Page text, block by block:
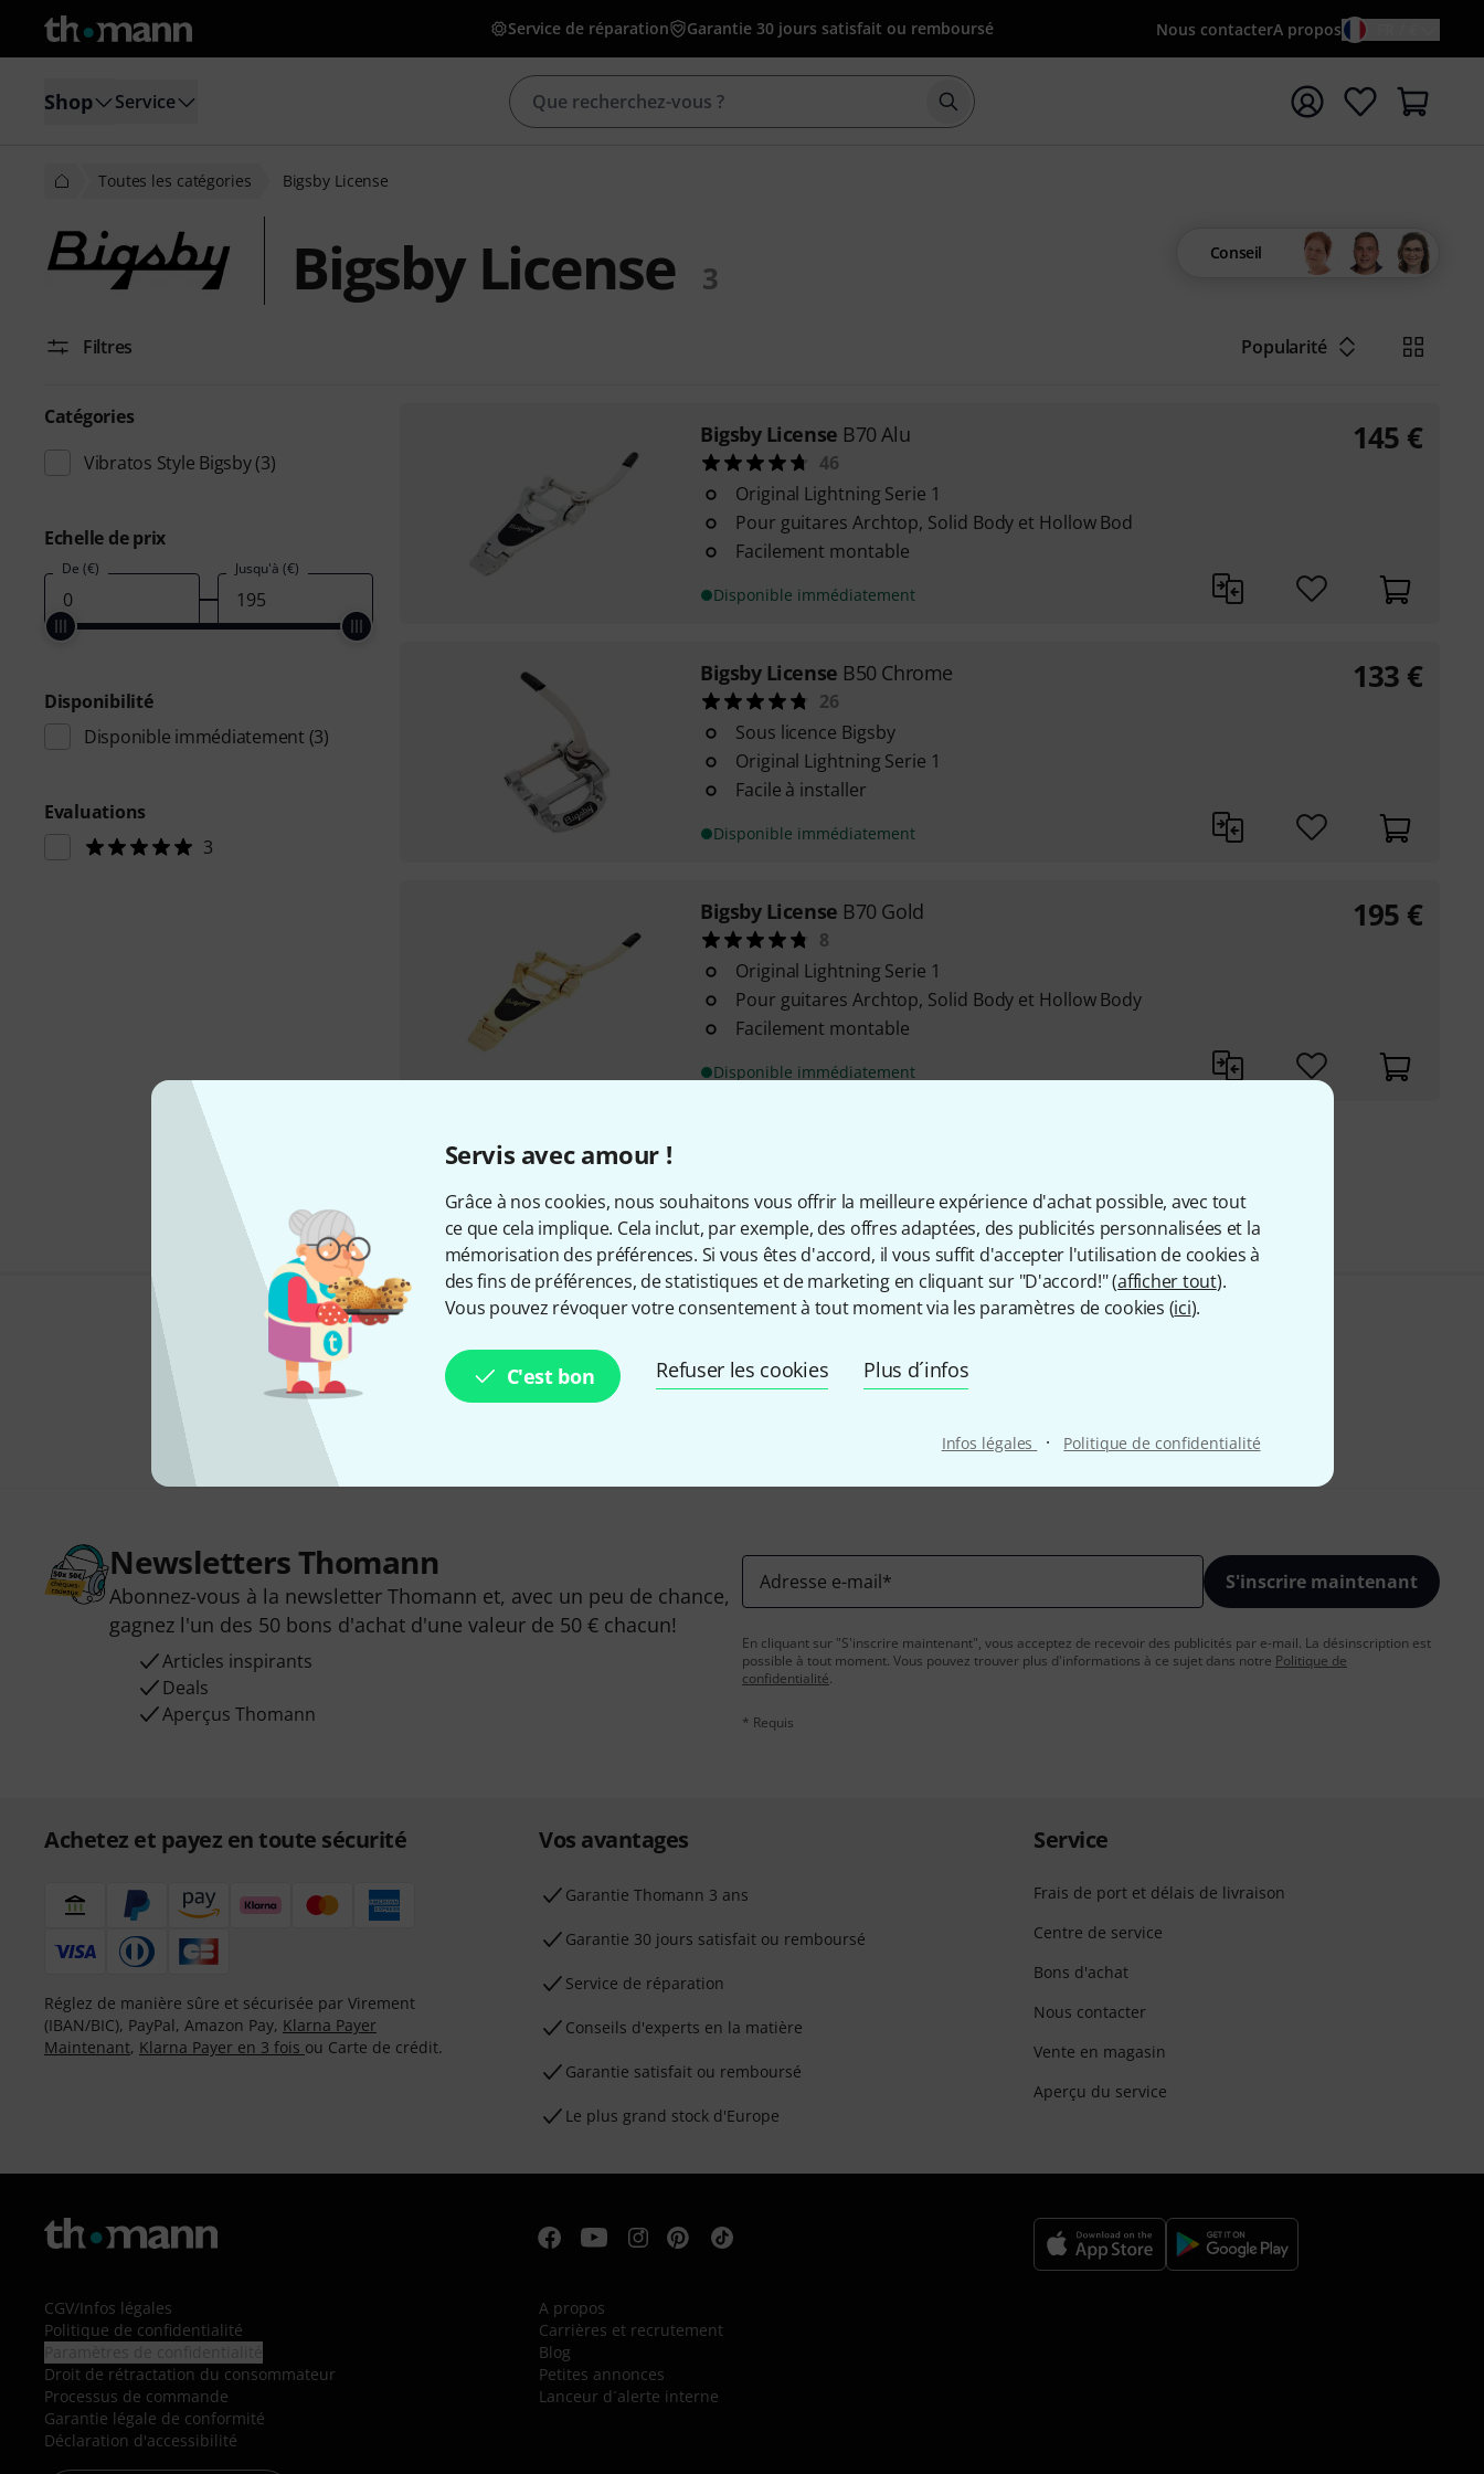
Servis avec amour !
Grâce à nos cookies, nous souhaitons vous offrir la meilleure expérience d'achat possible, avec tout
ce que cela implique. Cela inclut, par exemple, des offres adaptées, des publicités personnalisées et la
mémorisation des préférences. Si vous êtes d'accord, il vous suffit d'accepter l'utilisation de cookies à
des fins de préférences, de statistiques et de marketing en cliquant sur "D'accord!" (afficher tout).
Vous pouvez révoquer votre consentement à tout moment via les paramètres de cookies (ici).
C'est bon Refuser les cookies Plus d´infos
Infos légales · Politique de confidentialité
Service de réparation Garantie 30 jours satisfait ou remboursé Nous contacterA propos
Shop Service Démarrer la recherche avec le terme de recherche
Toutes les catégories Bigsby License
Bigsby License 3
Conseil
Filtres Popularité
Catégories
Vibratos Style Bigsby(3)
Echelle de prix
De (€) Jusqu'à (€)
Disponibilité
Disponible immédiatement (3)
Evaluations
3
Bigsby License B70 Alu
46
Original Lightning Serie 1
Pour guitares Archtop, Solid Body et Hollow Bod
Facilement montable
Disponible immédiatement
145 €
Bigsby License B50 Chrome
26
Sous licence Bigsby
Original Lightning Serie 1
Facile à installer
Disponible immédiatement
133 €
Bigsby License B70 Gold
8
Original Lightning Serie 1
Pour guitares Archtop, Solid Body et Hollow Body
Facilement montable
Disponible immédiatement
195 €
Aimez-vous ce que vous voyez ?
Partager
Newsletters Thomann
Abonnez-vous à la newsletter Thomann et, avec un peu de chance,
gagnez l'un des 50 bons d'achat d'une valeur de 50 € chacun!
Articles inspirants
Deals
Aperçus Thomann
Adresse e-mail* S'inscrire maintenant
En cliquant sur "S'inscrire maintenant", vous acceptez de recevoir des publicités par e-mail. La désinscription est
possible à tout moment. Vous pouvez trouver plus d'informations à ce sujet dans notre Politique de
confidentialité.
* Requis
Achetez et payez en toute sécurité
Réglez de manière sûre et sécurisée par Virement
(IBAN/BIC), PayPal, Amazon Pay, Klarna Payer
Maintenant, Klarna Payer en 3 fois ou Carte de crédit.
Vos avantages
Ga­ran­tie Thomann 3 ans
Garantie 30 jours satisfait ou remboursé
Service de réparation
Conseils d'experts en la matière
Garantie satisfait ou remboursé
Le plus grand stock d'Europe
Service
Frais de port et délais de livraison
Centre de service
Bons d'achat
Nous contacter
Vente en magasin
Aperçu du service
CGV/Infos légales
Politique de confidentialité
Droit de rétractation du consommateur
Processus de commande
Garantie légale de conformité
Déclaration d'accessibilité
A propos
Carrières et recrutement
Blog
Petites annonces
Lanceur d´alerte interne